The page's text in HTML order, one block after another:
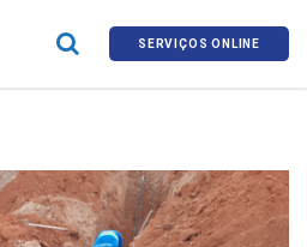
SERVIÇOS ONLINE